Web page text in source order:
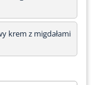
krem z migdałami